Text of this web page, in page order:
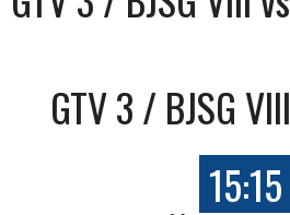
GTV 3 / BJSG VIII
15:15